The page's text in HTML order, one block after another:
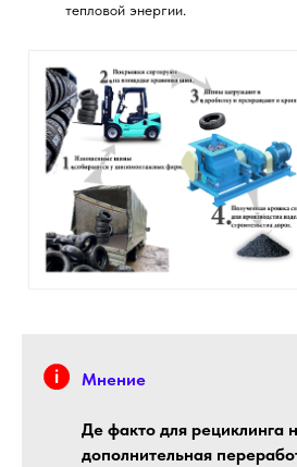
тепловой энергии.
Мнение
Де факто для рециклинга
дополнительная